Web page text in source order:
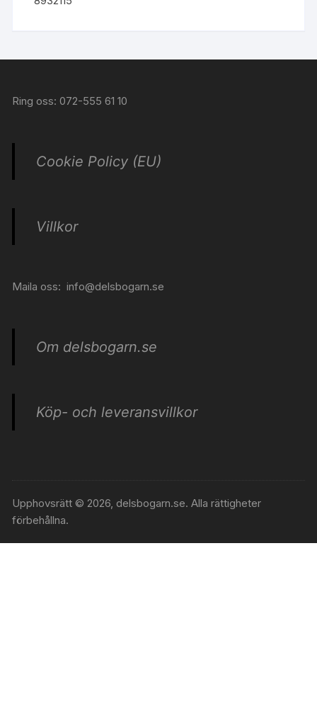
Ring oss: 072-555 61 10
Cookie Policy (EU)
Villkor
Maila oss:info@delsbogarn.se
Om delsbogarn.se
Köp- och leveransvillkor
Upphovsrätt © 2026, delsbogarn.se. Alla rättigheter
förbehållna.